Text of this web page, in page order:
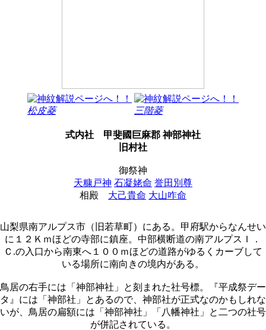
松皮菱 三階菱
式内社
甲斐國巨麻郡 神部神社
旧村社
御祭神
天糠戸神 石凝姥命 誉田別尊
相殿 大己貴命 大山咋命
山梨県南アルプス市（旧若草町）にある。甲府駅からなんせい
に１２Ｋｍほどの寺部に鎮座。中部横断道の南アルプスＩ．
Ｃ.の入口から南東へ１００ｍほどの道路がゆるくカーブして
いる場所に南向きの境内がある。
鳥居の右手には「神部神社」と刻まれた社号標。『平成祭デー
タ』には「神部社」とあるので、神部社が正式なのかもしれな
いが、鳥居の扁額には「神部神社」「八幡神社」と二つの社号
が併記されている。